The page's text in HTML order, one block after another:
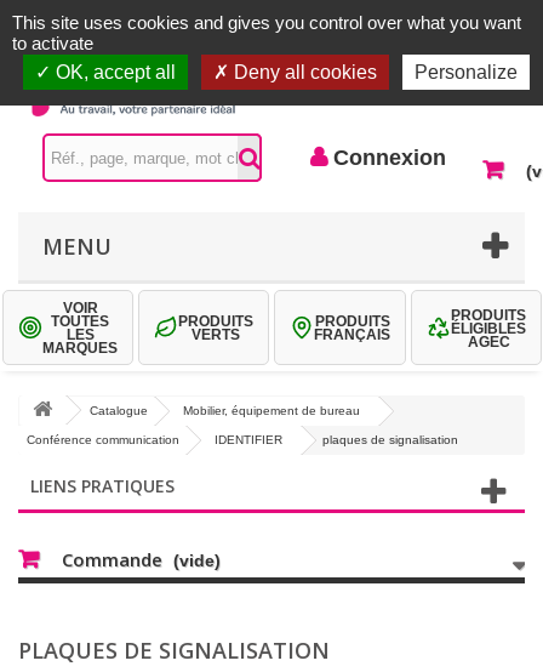
Contactez-nous
Connexion
MENU
VOIR
TOUTES
LES
MARQUES
PRODUITS
VERTS
PRODUITS
FRANÇAIS
PRODUITS
ÉLIGIBLES
AGEC
Catalogue Mobilier, équipement de bureau
Conférence communication IDENTIFIER plaques de signalisation
LIENS PRATIQUES
Commande (vide)
PLAQUES DE SIGNALISATION
This site uses cookies and gives you control over what you want
to activate
OK, accept all
Deny all cookies Personalize